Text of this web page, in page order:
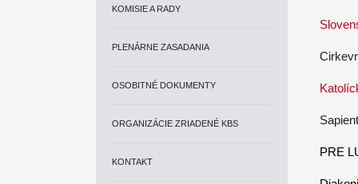
KOMISIE A RADY
PLENÁRNE ZASADANIA
OSOBITNÉ DOKUMENTY
ORGANIZÁCIE ZRIADENÉ KBS
KONTAKT
PRE